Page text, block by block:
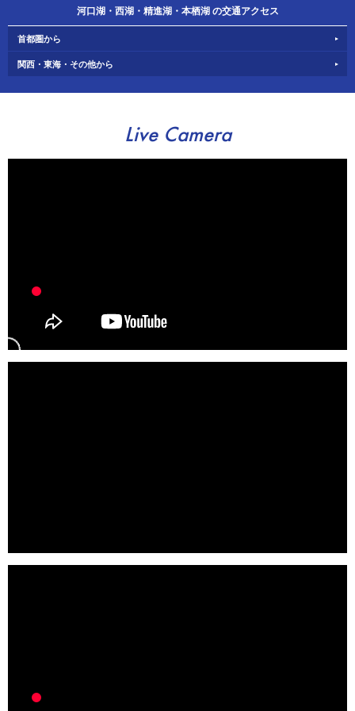
河口湖・西湖・精進湖・本栖湖 の交通アクセス
首都圏から
関西・東海・その他から
Live Camera